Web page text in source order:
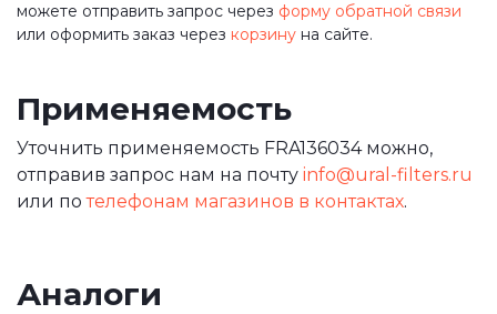
можете отправить запрос через форму обратной связи
или оформить заказ через корзину на сайте.
Применяемость
Уточнить применяемость FRA136034 можно,
отправив запрос нам на почту info@ural-filters.ru
или потелефонам магазинов в контактах.
Аналоги